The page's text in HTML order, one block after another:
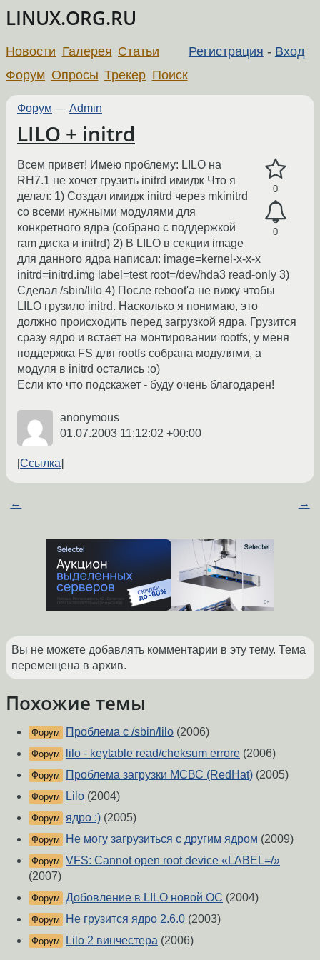
LINUX.ORG.RU
Регистрация - Вход
Новости Галерея Статьи
Форум Опросы Трекер Поиск
Форум — Admin
LILO + initrd
0
0
Всем привет! Имею проблему: LILO на
RH7.1 не хочет грузить initrd имидж Что я
делал: 1) Создал имидж initrd через mkinitrd
со всеми нужными модулями для
конкретного ядра (собрано с поддержкой
ram диска и initrd) 2) В LILO в секции image
для данного ядра написал: image=kernel-x-x-x
initrd=initrd.img label=test root=/dev/hda3 read-only 3)
Сделал /sbin/lilo 4) После reboot'а не вижу чтобы
LILO грузило initrd. Насколько я понимаю, это
должно происходить перед загрузкой ядра. Грузится
сразу ядро и встает на монтировании rootfs, у меня
поддержка FS для rootfs собрана модулями, а
модуля в initrd остались ;o)
Если кто что подскажет - буду очень благодарен!
anonymous
01.07.2003 11:12:02 +00:00
Ссылка
← →
Вы не можете добавлять комментарии в эту тему. Тема
перемещена в архив.
Похожие темы
Форум Проблема с /sbin/lilo (2006)
Форум lilo - keytable read/cheksum errore (2006)
Форум Проблема загрузки МСВС (RedHat) (2005)
Форум Lilo (2004)
Форум ядро :) (2005)
Форум Не могу загрузиться с другим ядром (2009)
Форум VFS: Cannot open root device «LABEL=/»
(2007)
Форум Добовление в LILO новой ОС (2004)
Форум Нe грузится ядро 2.6.0 (2003)
Форум Lilo 2 винчестера (2006)